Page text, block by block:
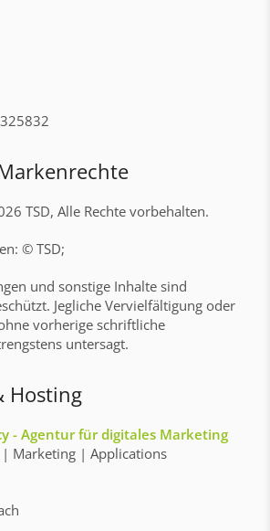
TSD, Alle Rechte vorbehalten.
© TSD;
und sonstige Inhalte sind
Jegliche Vervielfältigung oder
vorherige schriftliche
untersagt.
Hosting
- Agentur für digitales Marketing
Marketing | Applications